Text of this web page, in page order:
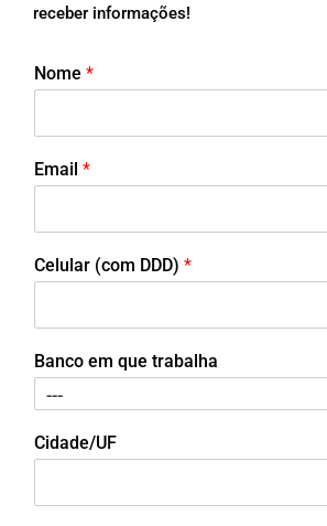
receber informações!
Nome *
Email *
Celular (com DDD) *
Banco em que trabalha
Cidade/UF